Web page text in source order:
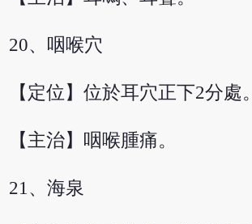
20、咽喉穴
【定位】位於耳穴正下2分處。
【主治】咽喉腫痛。
21、海泉